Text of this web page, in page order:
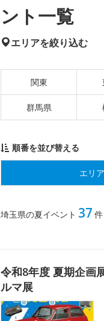
ント一覧
エリアを絞り込む
関東
群馬県
順番を並び替える
エリ
埼玉県の夏イベント 37
令和8年度 夏期企画
ルマ展